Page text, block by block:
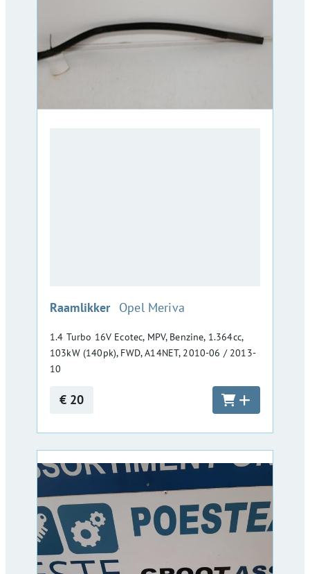
Raamlikker :Opel Meriva
1.4 Turbo 16V Ecotec, MPV, Benzine, 1.364cc,
103kW (140pk), FWD, A14NET, 2010-06 / 2013-
10
€ 20